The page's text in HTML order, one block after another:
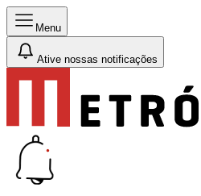
Menu
Ative nossas notificações